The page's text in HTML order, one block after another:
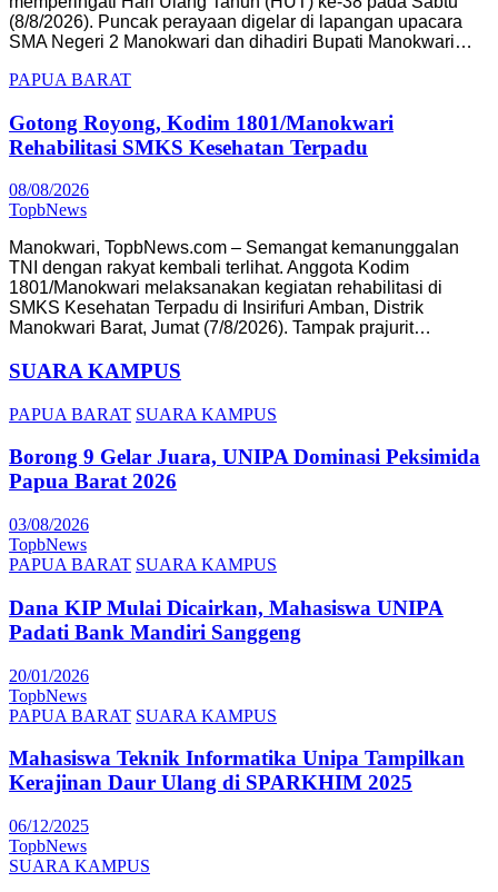
(8/8/2026). Puncak perayaan digelar di lapangan upacara
SMA Negeri 2 Manokwari dan dihadiri Bupati Manokwari…
PAPUA BARAT
Gotong Royong, Kodim 1801/Manokwari
Rehabilitasi SMKS Kesehatan Terpadu
08/08/2026
TopbNews
Manokwari, TopbNews.com – Semangat kemanunggalan
TNI dengan rakyat kembali terlihat. Anggota Kodim
1801/Manokwari melaksanakan kegiatan rehabilitasi di
SMKS Kesehatan Terpadu di Insirifuri Amban, Distrik
Manokwari Barat, Jumat (7/8/2026). Tampak prajurit…
SUARA KAMPUS
PAPUA BARAT SUARA KAMPUS
Borong 9 Gelar Juara, UNIPA Dominasi Peksimida
Papua Barat 2026
03/08/2026
TopbNews
PAPUA BARAT SUARA KAMPUS
Dana KIP Mulai Dicairkan, Mahasiswa UNIPA
Padati Bank Mandiri Sanggeng
20/01/2026
TopbNews
PAPUA BARAT SUARA KAMPUS
Mahasiswa Teknik Informatika Unipa Tampilkan
Kerajinan Daur Ulang di SPARKHIM 2025
06/12/2025
TopbNews
SUARA KAMPUS